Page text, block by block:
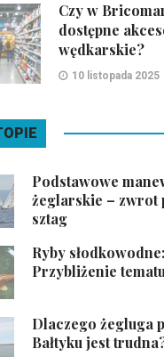
Czy w
dostępne
wędkarskie?
10 listopada 2025
Podstawowe
żeglarskie – zwrot
sztag
Ryby słodkowodne:
Przybliżenie tematu
Dlaczego żegluga
Bałtyku jest